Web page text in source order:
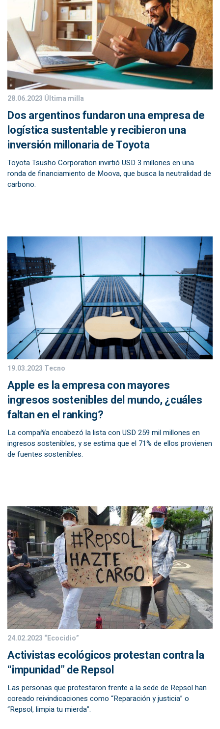
28.06.2023 Última milla
Dos argentinos fundaron una empresa de
logística sustentable y recibieron una
inversión millonaria de Toyota
Toyota Tsusho Corporation invirtió USD 3 millones en una
ronda de financiamiento de Moova, que busca la neutralidad de
carbono.
19.03.2023 Tecno
Apple es la empresa con mayores
ingresos sostenibles del mundo, ¿cuáles
faltan en el ranking?
La compañía encabezó la lista con USD 259 mil millones en
ingresos sostenibles, y se estima que el 71% de ellos provienen
de fuentes sostenibles.
24.02.2023 “Ecocidio”
Activistas ecológicos protestan contra la
“impunidad” de Repsol
Las personas que protestaron frente a la sede de Repsol han
coreado reivindicaciones como “Reparación y justicia” o
“Repsol, limpia tu mierda”.